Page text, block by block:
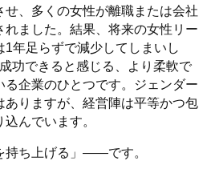
せ、多くの女性が離職または会社
れました。結果、将来の女性リー
1年足らずで減少してしまいし
功できると感じる、より柔軟で
る企業のひとつです。ジェンダー
ありますが、経営陣は平等かつ包
んでいます。
持ち上げる」――です。